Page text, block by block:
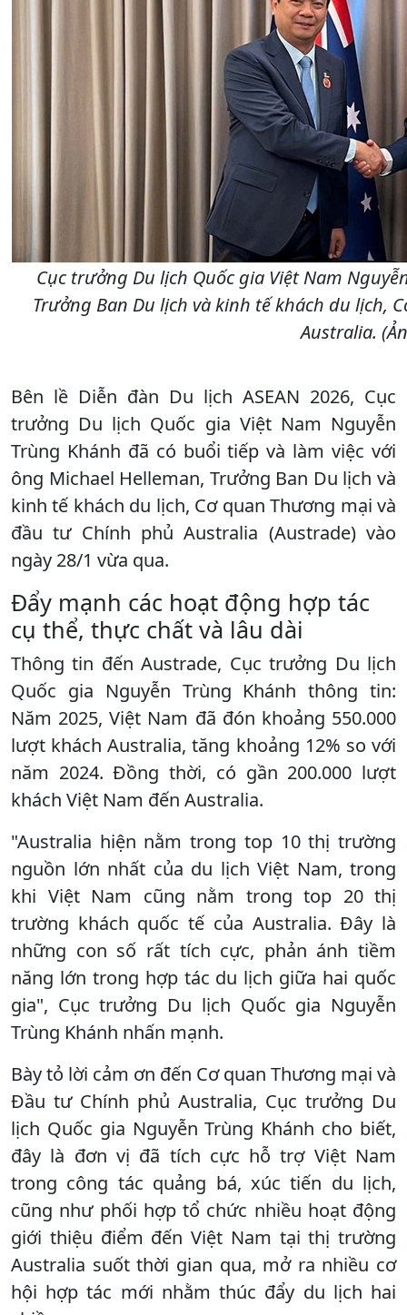
Cục trưởng Du lịch Quốc gia Việt Nam
Trưởng Ban Du lịch và kinh tế khách du lịch,
Australia.
Bên lề Diễn đàn Du lịch ASEAN 2026, Cục
trưởng Du lịch Quốc gia Việt Nam Nguyễn
Trùng Khánh đã có buổi tiếp và làm việc với
ông Michael Helleman, Trưởng Ban Du lịch và
kinh tế khách du lịch, Cơ quan Thương mại và
đầu tư Chính phủ Australia (Austrade) vào
ngày 28/1 vừa qua.
Đẩy mạnh các hoạt động hợp tác
cụ thể, thực chất và lâu dài
Thông tin đến Austrade, Cục trưởng Du lịch
Quốc gia Nguyễn Trùng Khánh thông tin:
Năm 2025, Việt Nam đã đón khoảng 550.000
lượt khách Australia, tăng khoảng 12% so với
năm 2024. Đồng thời, có gần 200.000 lượt
khách Việt Nam đến Australia.
"Australia hiện nằm trong top 10 thị trường
nguồn lớn nhất của du lịch Việt Nam, trong
khi Việt Nam cũng nằm trong top 20 thị
trường khách quốc tế của Australia. Đây là
những con số rất tích cực, phản ánh tiềm
năng lớn trong hợp tác du lịch giữa hai quốc
gia", Cục trưởng Du lịch Quốc gia Nguyễn
Trùng Khánh nhấn mạnh.
Bày tỏ lời cảm ơn đến Cơ quan Thương mại và
Đầu tư Chính phủ Australia, Cục trưởng Du
lịch Quốc gia Nguyễn Trùng Khánh cho biết,
đây là đơn vị đã tích cực hỗ trợ Việt Nam
trong công tác quảng bá, xúc tiến du lịch,
cũng như phối hợp tổ chức nhiều hoạt động
giới thiệu điểm đến Việt Nam tại thị trường
Australia suốt thời gian qua, mở ra nhiều cơ
hội hợp tác mới nhằm thúc đẩy du lịch hai